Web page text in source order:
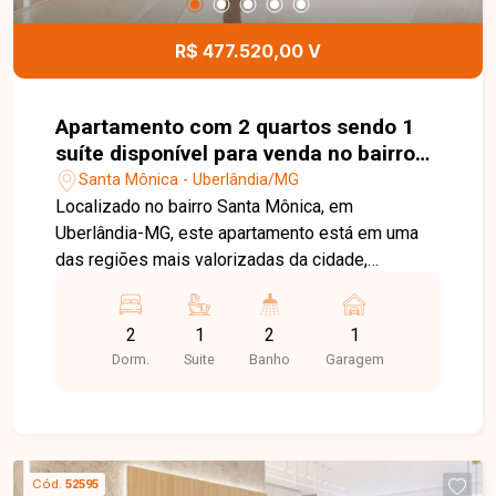
funcional e com excelente padrão de construção
em uma localização privilegiada no bairro Santa
Mônica. Agende uma visita e venha conhecer
R$ 477.520,00 V
Apartamento com 2 quartos sendo 1
suíte disponível para venda no bairro
Santa Mônica em Uberlândia-MG
Santa Mônica - Uberlândia/MG
Localizado no bairro Santa Mônica, em
Uberlândia-MG, este apartamento está em uma
das regiões mais valorizadas da cidade,
acesso às principais avenidas. Além disso, está
próximo a universidades, supermercados,
escolas, farmácias, restaurantes e diversos
em sala integrada, 02 quartos, sendo 01 suíte,
2
Dorm.
1
Suite
2
Banho
1
Garagem
Cód. 52595